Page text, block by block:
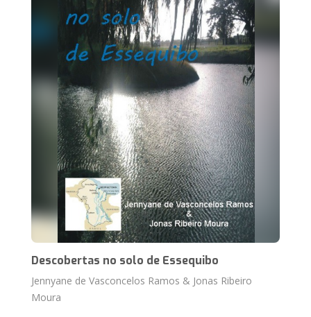
Descobertas no solo de Essequibo
Jennyane de Vasconcelos Ramos & Jonas Ribeiro
Moura